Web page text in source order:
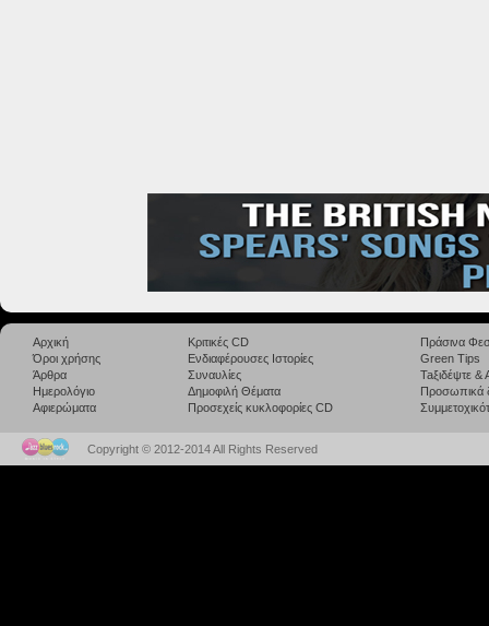
Αρχική
Όροι χρήσης
Άρθρα
Ημερολόγιο
Αφιερώματα
Κριτικές CD
Ενδιαφέρουσες Ιστορίες
Συναυλίες
Δημοφιλή Θέματα
Προσεχείς κυκλοφορίες CD
Πράσινα
Green Tips
Taξιδέψτε
Προσωπικά
Copyright © 2012-2014 All Rights Reserved